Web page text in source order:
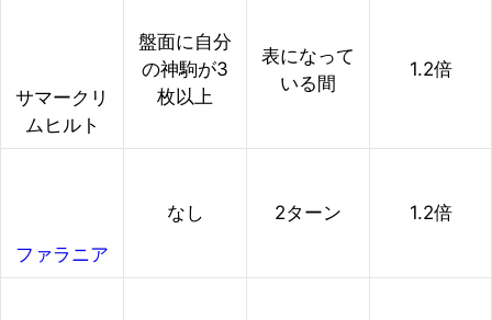
サマークリ
ムヒルト
盤面に自分
の神駒が3
枚以上
表になって
いる間
1.2倍
ファラニア
なし 2ターン 1.2倍